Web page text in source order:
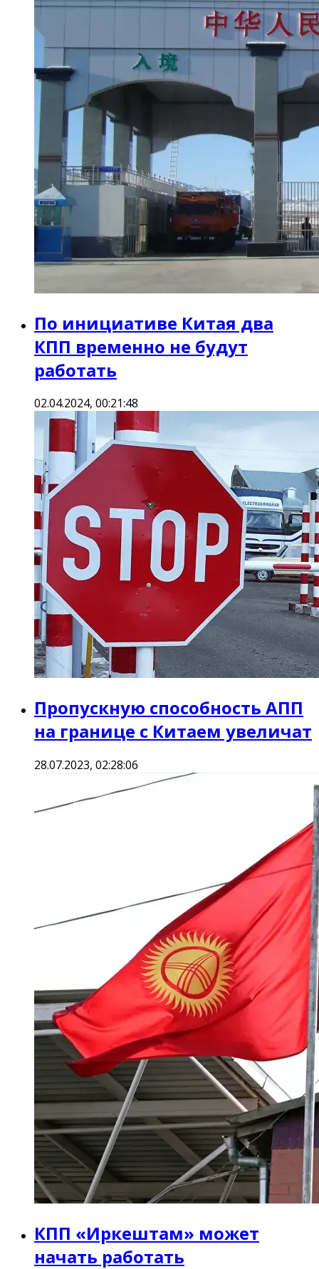
По инициативе Китая два
КПП временно не будут
работать
02.04.2024, 00:21:48
Пропускную способность АПП
на границе с Китаем увеличат
28.07.2023, 02:28:06
КПП «Иркештам» может
начать работать